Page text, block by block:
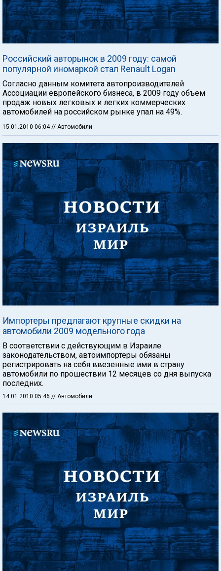
Российский авторынок в 2009 году: самой
популярной иномаркой стал Renault Logan
Согласно данным комитета автопроизводителей
Ассоциации европейского бизнеса, в 2009 году объем
продаж новых легковых и легких коммерческих
автомобилей на российском рынке упал на 49%.
15.01.2010 06:04// Автомобили
Импортеры предлагают крупные скидки на
автомобили 2009 модельного года
В соответствии с действующим в Израиле
законодательством, автоимпортеры обязаны
регистрировать на себя ввезенные ими в страну
автомобили по прошествии 12 месяцев со дня выпуска
последних.
14.01.2010 05:46 // Автомобили